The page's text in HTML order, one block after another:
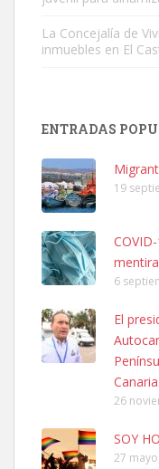
Leales.org » Gran Canaria
Ninfa perdida
El día 5 se los perdió
calle, se perdió por la
Leales.org » Gran
La Concejalía de
inmuebles en El
ENTRADAS
19
6
El
26
SOY
27